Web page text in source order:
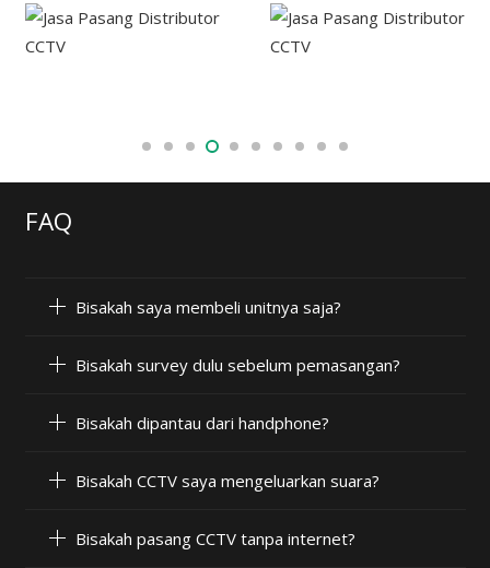
FAQ
Bisakah saya membeli unitnya saja?
Bisakah survey dulu sebelum pemasangan?
Bisakah dipantau dari handphone?
Bisakah CCTV saya mengeluarkan suara?
Bisakah pasang CCTV tanpa internet?